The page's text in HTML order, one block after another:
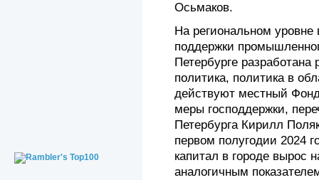
Осьмаков.
На региональном
поддержки
Петербурге
политика, политика в
действуют местный
меры господдержки,
Петербурга Кирилл
первом полугодии 2024
капитал в городе вырос
аналогичным